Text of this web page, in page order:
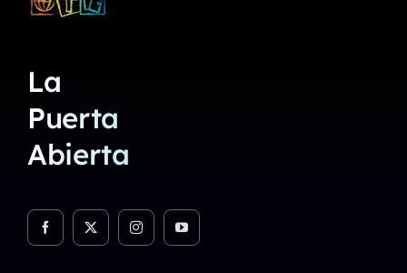
La
Puerta
Abierta